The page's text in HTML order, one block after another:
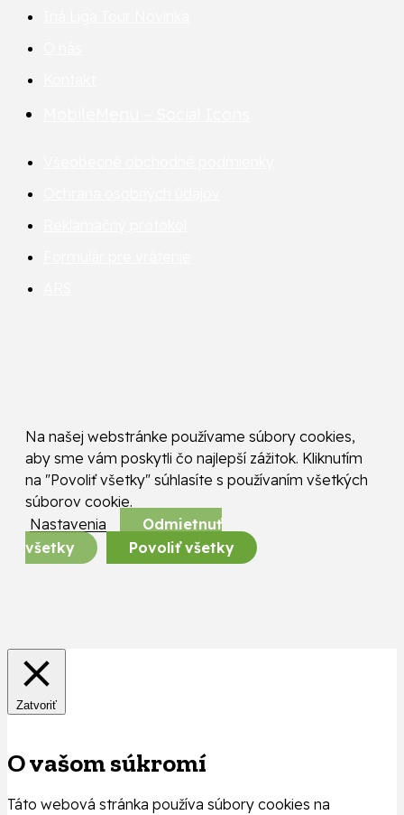
Na našej webstránke používame súbory cookies,
aby sme vám poskytli čo najlepší zážitok. Kliknutím
na "Povoliť všetky" súhlasíte s používaním všetkých
súborov cookie.
Nastavenia
Odmietnuť
všetky
Povoliť všetky
Zatvoriť
O vašom súkromí
Táto webová stránka používa súbory cookies na